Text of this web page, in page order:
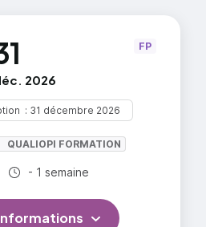
2026
31 décembre 2026
QUALIOPI FORMATION
Durée totale :
- 1 semaine
FP